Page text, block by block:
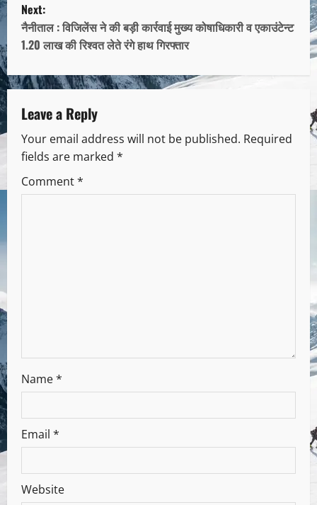
Next:
नैनीताल : विजिलेंस ने की बड़ी कार्रवाई मुख्य कोषाधिकारी व एकाउंटेन्ट
1.20 लाख की रिश्वत लेते रंगे हाथ गिरफ्तार
Leave a Reply
Your email address will not be published. Required
fields are marked *
Comment*
Name*
Email *
Website